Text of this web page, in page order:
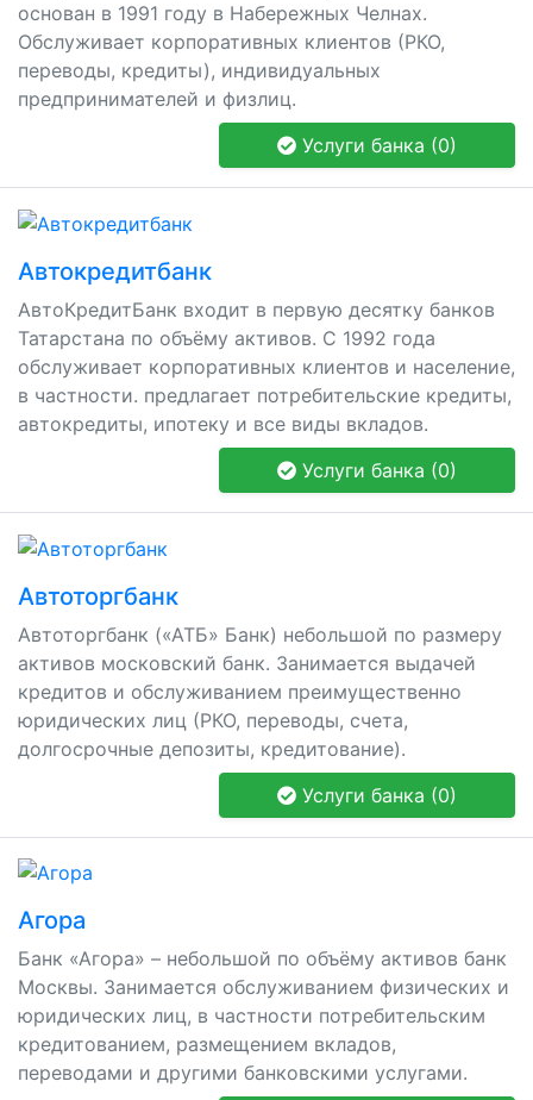
основан в 1991 году в Набережных Челнах.
Обслуживает корпоративных клиентов (РКО,
переводы, кредиты), индивидуальных
предпринимателей и физлиц.
Услуги банка (0)
Автокредитбанк
АвтоКредитБанк входит в первую десятку банков
Татарстана по объёму активов. С 1992 года
обслуживает корпоративных клиентов и население,
в частности. предлагает потребительские кредиты,
автокредиты, ипотеку и все виды вкладов.
Услуги банка (0)
Автоторгбанк
Автоторгбанк («АТБ» Банк) небольшой по размеру
активов московский банк. Занимается выдачей
кредитов и обслуживанием преимущественно
юридических лиц (РКО, переводы, счета,
долгосрочные депозиты, кредитование).
Услуги банка (0)
Агора
Банк «Агора» – небольшой по объёму активов банк
Москвы. Занимается обслуживанием физических и
юридических лиц, в частности потребительским
кредитованием, размещением вкладов,
переводами и другими банковскими услугами.